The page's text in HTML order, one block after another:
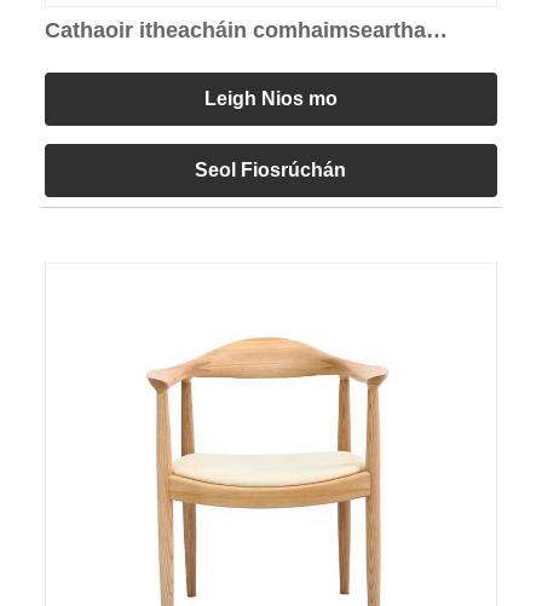
Cathaoir itheacháin comhaimseartha
Leigh Nios mo
Seol Fiosrúchán